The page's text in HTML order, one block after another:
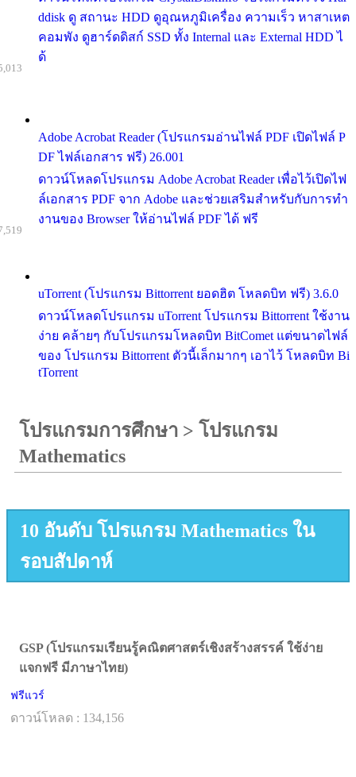
ddisk ดู สถานะ HDD ดูอุณหภูมิเครื่อง ความเร็ว หาสาเหต
คอมพัง ดูฮาร์ดดิสก์ SSD ทั้ง Internal และ External HDD ไ
ด้
Adobe Acrobat Reader (โปรแกรมอ่านไฟล์ PDF เปิดไฟล์ P
DF ไฟล์เอกสาร ฟรี) 26.001
ดาวน์โหลดโปรแกรม Adobe Acrobat Reader เพื่อไว้เปิดไฟ
ล์เอกสาร PDF จาก Adobe และช่วยเสริมสำหรับกับการทำ
งานของ Browser ให้อ่านไฟล์ PDF ได้ ฟรี
uTorrent (โปรแกรม Bittorrent ยอดฮิต โหลดบิท ฟรี) 3.6.0
ดาวน์โหลดโปรแกรม uTorrent โปรแกรม Bittorrent ใช้งาน
ง่าย คล้ายๆ กับโปรแกรมโหลดบิท BitComet แต่ขนาดไฟล์
ของ โปรแกรม Bittorrent ตัวนี้เล็กมากๆ เอาไว้ โหลดบิท Bi
tTorrent
โปรแกรมการศึกษา > โปรแกรม
Mathematics
10 อันดับ โปรแกรม Mathematics ใน
รอบสัปดาห์
GSP (โปรแกรมเรียนรู้คณิตศาสตร์เชิงสร้างสรรค์ ใช้ง่าย
แจกฟรี มีภาษาไทย)
ฟรีแวร์
ดาวน์โหลด : 134,156